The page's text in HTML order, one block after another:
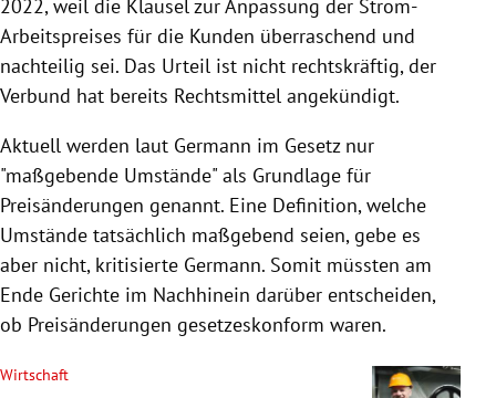
2022, weil die Klausel zur Anpassung der Strom-
Arbeitspreises für die Kunden überraschend und
nachteilig sei. Das Urteil ist nicht rechtskräftig, der
Verbund hat bereits Rechtsmittel angekündigt.
Aktuell werden laut Germann im Gesetz nur
"maßgebende Umstände" als Grundlage für
Preisänderungen genannt. Eine Definition, welche
Umstände tatsächlich maßgebend seien, gebe es
aber nicht, kritisierte Germann. Somit müssten am
Ende Gerichte im Nachhinein darüber entscheiden,
ob Preisänderungen gesetzeskonform waren.
Wirtschaft